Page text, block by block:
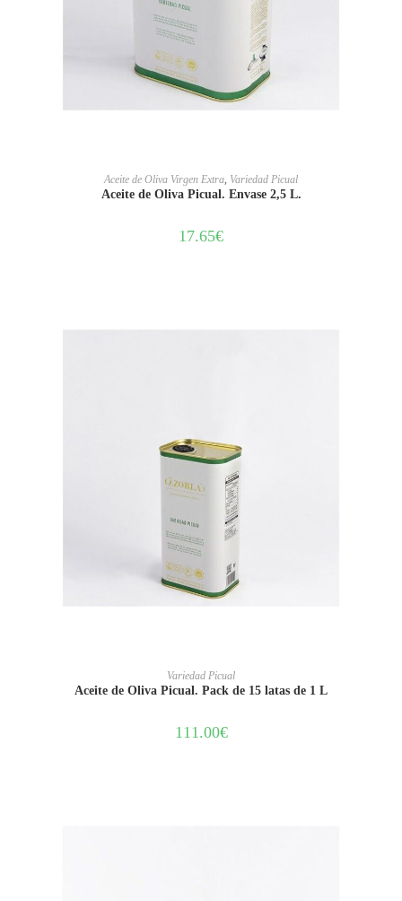
AÑADIR AL CARRITO
Aceite de Oliva Virgen Extra Variedad Picual
Aceite de Oliva Picual. Envase 2,5 L.
17.65€
AÑADIR AL CARRITO
Variedad Picual
Aceite de Oliva Picual. Pack de 15 latas de 1 L
111.00€